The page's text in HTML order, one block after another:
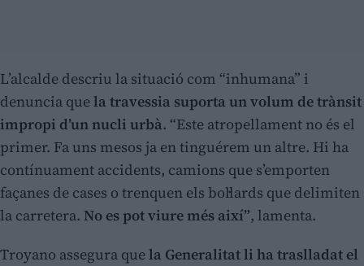
L’alcalde descriu la situació com “inhumana” i
denuncia quela travessia suporta un volum de trànsit
impropi d’un nucli urbà. “Este atropellament no és el
primer. Fa uns mesos ja en tinguérem un altre. Hi ha
contínuament accidents, camions que s’emporten
façanes de cases o trenquen els bol·lards que delimiten
la carretera. No es pot viure més així”, lamenta.
Troyano assegura quela Generalitat li ha traslladat el